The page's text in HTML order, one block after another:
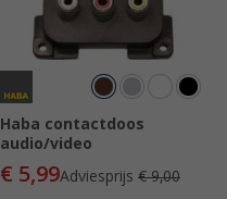
Haba contactdoos
audio/video
€ 5,99Adviesprijs € 9,00